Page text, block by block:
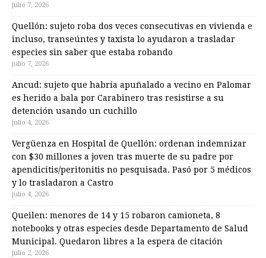
julio 7, 2026
Quellón: sujeto roba dos veces consecutivas en vivienda e
incluso, transeúntes y taxista lo ayudaron a trasladar
especies sin saber que estaba robando
julio 7, 2026
Ancud: sujeto que habría apuñalado a vecino en Palomar
es herido a bala por Carabinero tras resistirse a su
detención usando un cuchillo
julio 4, 2026
Vergüenza en Hospital de Quellón: ordenan indemnizar
con $30 millones a joven tras muerte de su padre por
apendicitis/peritonitis no pesquisada. Pasó por 5 médicos
y lo trasladaron a Castro
julio 4, 2026
Queilen: menores de 14 y 15 robaron camioneta, 8
notebooks y otras especies desde Departamento de Salud
Municipal. Quedaron libres a la espera de citación
julio 2, 2026